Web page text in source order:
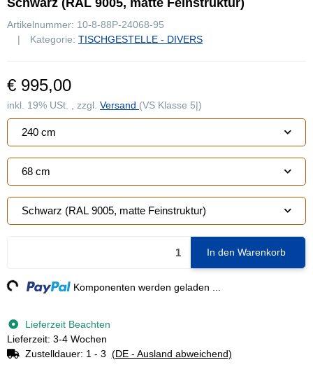
Schwarz (RAL 9005, matte Feinstruktur)
Artikelnummer: 10-8-88P-24068-95
Kategorie: TISCHGESTELLE - DIVERS
€ 995,00
inkl. 19% USt. , zzgl. Versand (VS Klasse 5|)
240 cm
68 cm
Schwarz (RAL 9005, matte Feinstruktur)
In den Warenkorb
Komponenten werden geladen ...
Lieferzeit Beachten
Lieferzeit: 3-4 Wochen
Zustelldauer: 1 - 3 (DE - Ausland abweichend)